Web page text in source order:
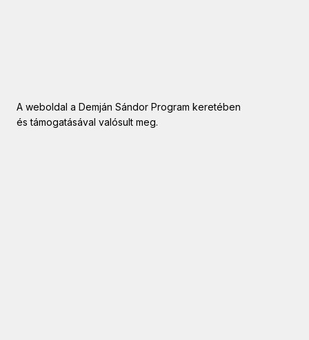
A weboldal a Demján Sándor Program keretében
és támogatásával valósult meg.